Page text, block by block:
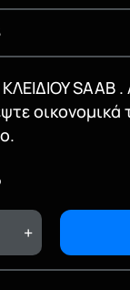
SAAB
οικονομικά
+